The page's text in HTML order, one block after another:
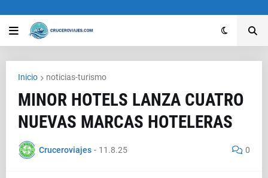
Inicio noticias-turismo
MINOR HOTELS LANZA CUATRO
NUEVAS MARCAS HOTELERAS
Cruceroviajes - 11.8.25 0